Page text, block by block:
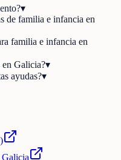
▾
de familia e infancia en
familia e infancia en
en Galicia?▾
ayudas?▾
Galicia